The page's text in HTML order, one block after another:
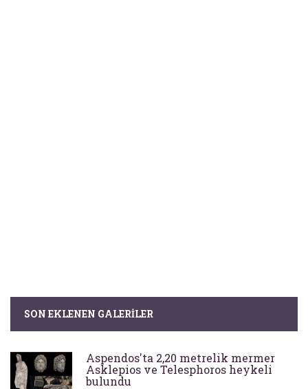
SON EKLENEN GALERILER
Aspendos'ta 2,20 metrelik mermer
Asklepios ve Telesphoros heykeli
bulundu